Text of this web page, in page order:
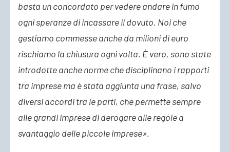
basta un concordato per vedere andare in fumo
ogni speranze di incassare il dovuto. Noi che
gestiamo commesse anche da milioni di euro
rischiamo la chiusura ogni volta. È vero, sono state
introdotte anche norme che disciplinano i rapporti
tra imprese ma è stata aggiunta una frase, salvo
diversi accordi tra le parti, che permette sempre
alle grandi imprese di derogare alle regole a
svantaggio delle piccole imprese».